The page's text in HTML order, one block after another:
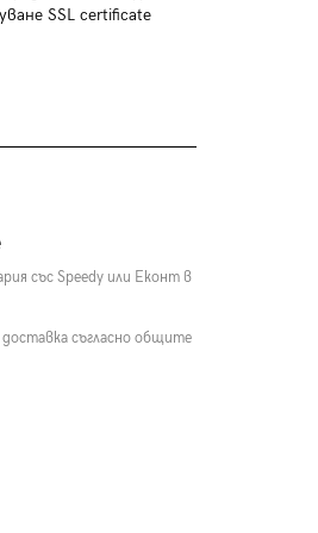
SSL certificate
със Speedy или Еконт в
съгласно общите